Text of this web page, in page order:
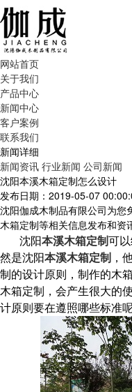
网站首页
关于我们
产品中心
新闻中心
客户案例
联系我们
新闻详细
新闻资讯 行业新闻 公司新闻
沈阳本溪木箱定制怎么设计
发布日期：2019-05-07
沈阳伽成木制品有限公司为您
木箱定制等相关信息发布和资
沈阳本溪木箱定制可
然是沈阳本溪木箱定制 ，
制的设计原则，制作的木
木箱定制，会产生很大的
计原则要在遵照哪些标准